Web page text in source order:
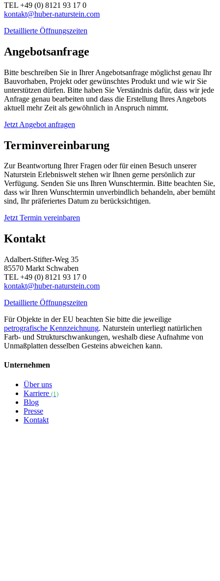
TEL +49 (0) 8121 93 17 0
kontakt@huber-naturstein.com
Detaillierte Öffnungszeiten
Angebotsanfrage
Bitte beschreiben Sie in Ihrer Angebotsanfrage möglichst genau Ihr
Bauvorhaben, Projekt oder gewünschtes Produkt und wie wir Sie
unterstützen dürfen. Bitte haben Sie Verständnis dafür, dass wir jede
Anfrage genau bearbeiten und dass die Erstellung Ihres Angebots
aktuell mehr Zeit als gewöhnlich in Anspruch nimmt.
Jetzt Angebot anfragen
Terminvereinbarung
Zur Beantwortung Ihrer Fragen oder für einen Besuch unserer
Naturstein Erlebniswelt stehen wir Ihnen gerne persönlich zur
Verfügung. Senden Sie uns Ihren Wunschtermin. Bitte beachten Sie,
dass wir Ihren Wunschtermin unverbindlich behandeln, aber bemüht
sind, Ihr präferiertes Datum zu berücksichtigen.
Jetzt Termin vereinbaren
Kontakt
Adalbert-Stifter-Weg 35
85570 Markt Schwaben
TEL +49 (0) 8121 93 17 0
kontakt@huber-naturstein.com
Detaillierte Öffnungszeiten
Für Objekte in der EU beachten Sie bitte die jeweilige
petrografische Kennzeichnung. Naturstein unterliegt natürlichen
Farb- und Strukturschwankungen, weshalb diese Aufnahme von
Unmaßplatten desselben Gesteins abweichen kann.
Unternehmen
Über uns
Karriere (1)
Blog
Presse
Kontakt